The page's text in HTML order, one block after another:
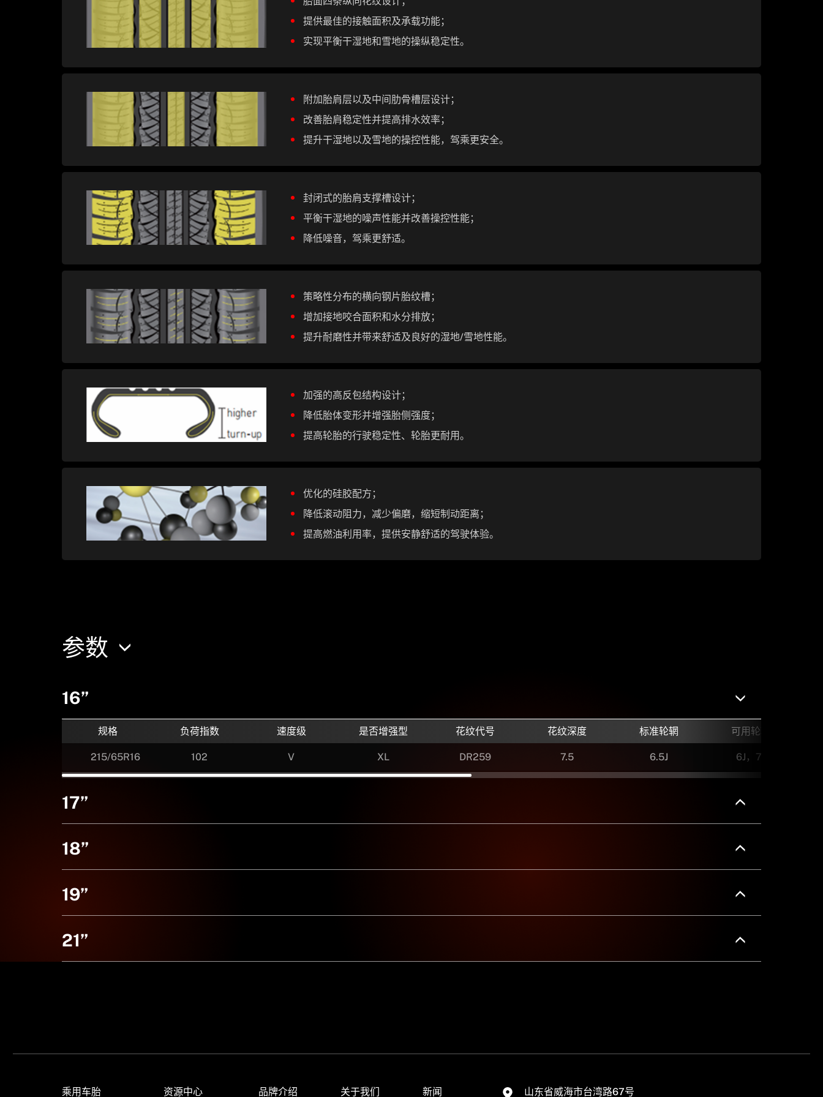
提供最佳的接触面积及承载功能；
实现平衡干湿地和雪地的操纵稳定性。
附加胎肩层以及中间肋骨槽层设计；
改善胎肩稳定性并提高排水效率；
提升干湿地以及雪地的操控性能，驾乘更安全。
封闭式的胎肩支撑槽设计；
平衡干湿地的噪声性能并改善操控性能；
降低噪音，驾乘更舒适。
策略性分布的横向钢片胎纹槽；
增加接地咬合面积和水分排放；
提升耐磨性并带来舒适及良好的湿地/雪地性能。
加强的高反包结构设计；
降低胎体变形并增强胎侧强度；
提高轮胎的行驶稳定性、轮胎更耐用。
优化的硅胶配方；
降低滚动阻力，减少偏磨，缩短制动距离；
提高燃油利用率，提供安静舒适的驾驶体验。
参数
16”
规格 负荷指数 速度级 是否增强型 花纹代号 花纹深度 标准轮辋 可用轮辋
215/65R16 102 V XL DR259 7.5 6.5J 6J，7J
17”
18”
19”
21”
乘用车胎 资源中心 品牌介绍 关于我们 新闻 山东省威海市台湾路67号